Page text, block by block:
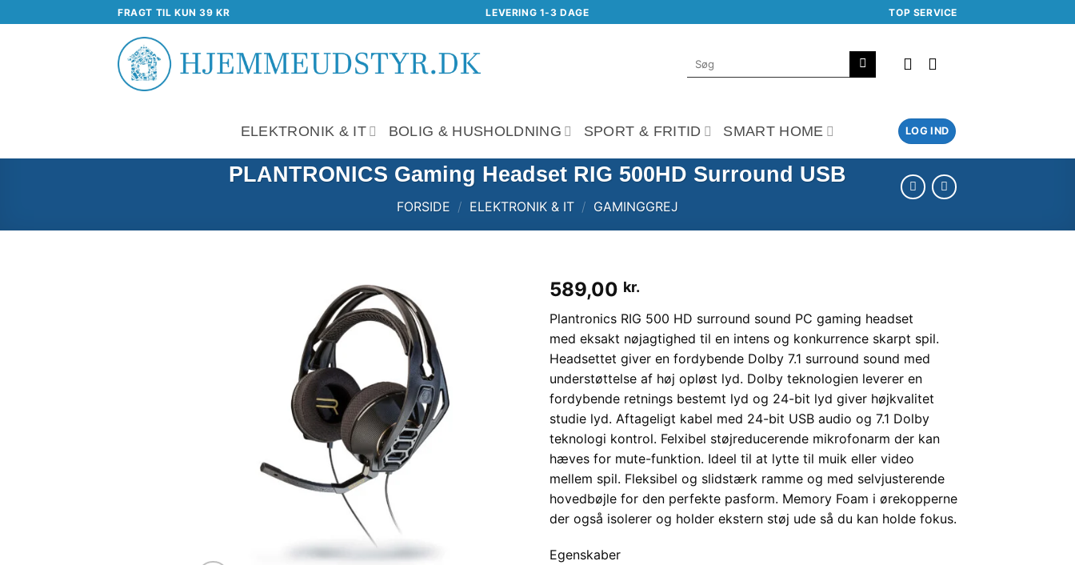
til
FRAGT TIL KUN 39 KR LEVERING 1-3 DAGE TOP SERVICE
Søg
efter:
ELEKTRONIK & IT BOLIG & HUSHOLDNING SPORT & FRITID SMART HOME LOG IND
PLANTRONICS Gaming Headset RIG 500HD Surround USB
FORSIDE / ELEKTRONIK & IT / GAMINGGREJ
589,00 kr.
Plantronics RIG 500 HD surround sound PC gaming headset
med eksakt nøjagtighed til en intens og konkurrence skarpt spil.
Headsettet giver en fordybende Dolby 7.1 surround sound med
understøttelse af høj opløst lyd. Dolby teknologien leverer en
fordybende retnings bestemt lyd og 24-bit lyd giver højkvalitet
studie lyd. Aftageligt kabel med 24-bit USB audio og 7.1 Dolby
teknologi kontrol. Felxibel støjreducerende mikrofonarm der kan
hæves for mute-funktion. Ideel til at lytte til muik eller video
mellem spil. Fleksibel og slidstærk ramme og med selvjusterende
hovedbøjle for den perfekte pasform. Memory Foam i ørekopperne
der også isolerer og holder ekstern støj ude så du kan holde fokus.
Egenskaber